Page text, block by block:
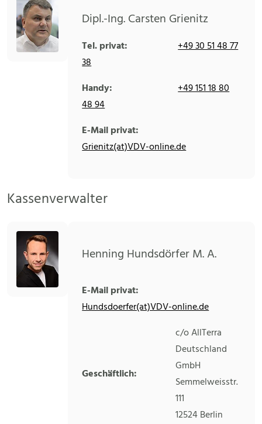
Dipl.-Ing. Carsten Grienitz
Tel. privat:
+49 30 51 48 77
38
Handy:
+49 151 18 80
48 94
E-Mail privat:
Grienitz(at)VDV-online.de
Kassenverwalter
Henning Hundsdörfer M. A.
E-Mail privat:
Hundsdoerfer(at)VDV-online.de
Geschäftlich:
c/o AllTerra
Deutschland
GmbH
Semmelweisstr.
111
12524Berlin